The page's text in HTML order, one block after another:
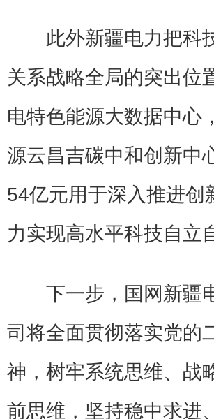
此外新疆电力把科
关系战略全局的突出位
电特色能源大数据中心
源云昌吉碳中和创新中
54亿元用于深入推进创
力实现高水平科技自立
下一步，国网新疆
司将全面贯彻落实党的
神，树牢系统思维、战
前思维，坚持稳中求进